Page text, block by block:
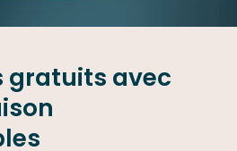
gratuits avec